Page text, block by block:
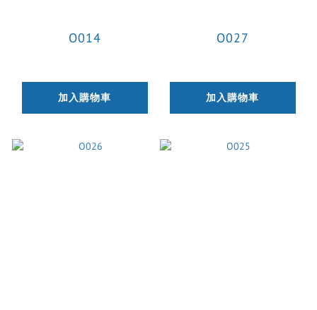
O014
加入購物車
O027
加入購物車